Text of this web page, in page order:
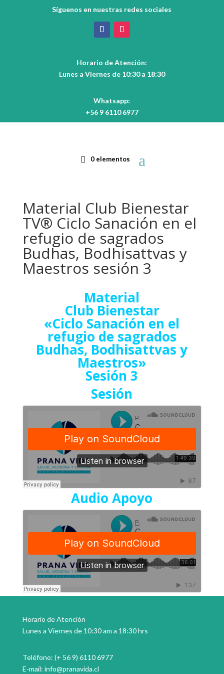
Síguenos en nuestras redes sociales
Horario de Atención:
Lunes a Viernes de 10:30 a 18:30
Whatsapp:
+56 9 6110 6977
0 elementos
Material Club Bienestar
TV® Ciclo Sanación en el
refugio de sagrados
Budhas, Bodhisattvas y
Maestros sesión 3
Material
Club Bienestar
«Ciclo Sanación en el
refugio de sagrados
Budhas, Bodhisattvas y
Maestros»
Sesión 3
Sesión
Audio Apoyo
Horario de Atención
Lunes a Viernes de 10:30 am a 18:30 hrs
Teléfono: (+ 56 9) 6110 6977
E-mail: info@pranavida.cl